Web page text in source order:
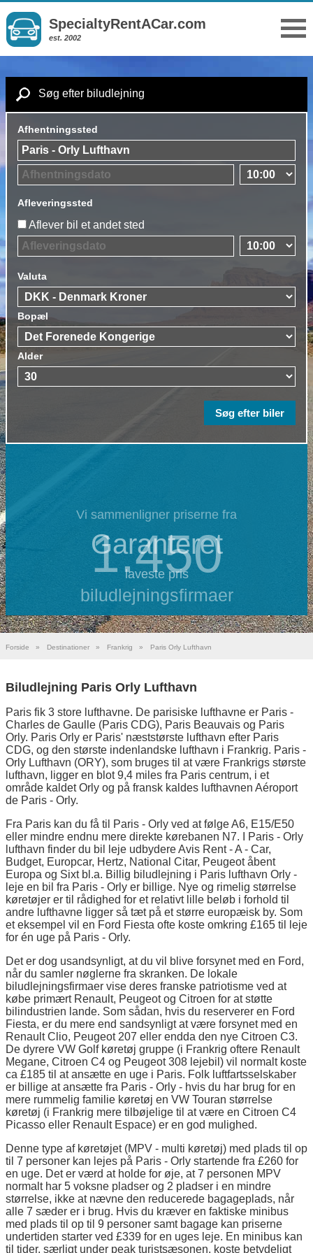
SpecialtyRentACar.com
est. 2002
Søg efter biludlejning
Afhentningssted
Afleveringssted
Aflever bil et andet sted
Valuta
Bopæl
Alder
Vi sammenligner priserne fra
1.450
biludlejningsfirmaer
Garanteret
laveste pris
Forside » Destinationer » Frankrig » Paris Orly Lufthavn
Biludlejning Paris Orly Lufthavn
Paris fik 3 store lufthavne. De parisiske lufthavne er Paris -
Charles de Gaulle (Paris CDG), Paris Beauvais og Paris
Orly. Paris Orly er Paris' næststørste lufthavn efter Paris
CDG, og den største indenlandske lufthavn i Frankrig. Paris -
Orly Lufthavn (ORY), som bruges til at være Frankrigs største
lufthavn, ligger en blot 9,4 miles fra Paris centrum, i et
område kaldet Orly og på fransk kaldes lufthavnen Aéroport
de Paris - Orly.
Fra Paris kan du få til Paris - Orly ved at følge A6, E15/E50
eller mindre endnu mere direkte kørebanen N7. I Paris - Orly
lufthavn finder du bil leje udbydere Avis Rent - A - Car,
Budget, Europcar, Hertz, National Citar, Peugeot åbent
Europa og Sixt bl.a. Billig biludlejning i Paris lufthavn Orly -
leje en bil fra Paris - Orly er billige. Nye og rimelig størrelse
køretøjer er til rådighed for et relativt lille beløb i forhold til
andre lufthavne ligger så tæt på et større europæisk by. Som
et eksempel vil en Ford Fiesta ofte koste omkring £165 til leje
for én uge på Paris - Orly.
Det er dog usandsynligt, at du vil blive forsynet med en Ford,
når du samler nøglerne fra skranken. De lokale
biludlejningsfirmaer vise deres franske patriotisme ved at
købe primært Renault, Peugeot og Citroen for at støtte
bilindustrien lande. Som sådan, hvis du reserverer en Ford
Fiesta, er du mere end sandsynligt at være forsynet med en
Renault Clio, Peugeot 207 eller endda den nye Citroen C3.
De dyrere VW Golf køretøj gruppe (i Frankrig oftere Renault
Megane, Citroen C4 og Peugeot 308 lejebil) vil normalt koste
ca £185 til at ansætte en uge i Paris. Folk luftfartsselskaber
er billige at ansætte fra Paris - Orly - hvis du har brug for en
mere rummelig familie køretøj en VW Touran størrelse
køretøj (i Frankrig mere tilbøjelige til at være en Citroen C4
Picasso eller Renault Espace) er en god mulighed.
Denne type af køretøjet (MPV - multi køretøj) med plads til op
til 7 personer kan lejes på Paris - Orly startende fra £260 for
en uge. Det er værd at holde for øje, at 7 personen MPV
normalt har 5 voksne pladser og 2 pladser i en mindre
størrelse, ikke at nævne den reducerede bagageplads, når
alle 7 sæder er i brug. Hvis du kræver en faktiske minibus
med plads til op til 9 personer samt bagage kan priserne
undertiden starter ved £339 for en uges leje. En minibus kan
til tider, særligt under peak turistsæsonen, koste betydeligt